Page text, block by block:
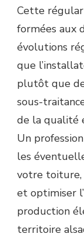
Cette
formées aux
évolutions
que
plutôt que
sous-
de la qualité
Un
les
votre toiture,
et optimiser
production
territoire